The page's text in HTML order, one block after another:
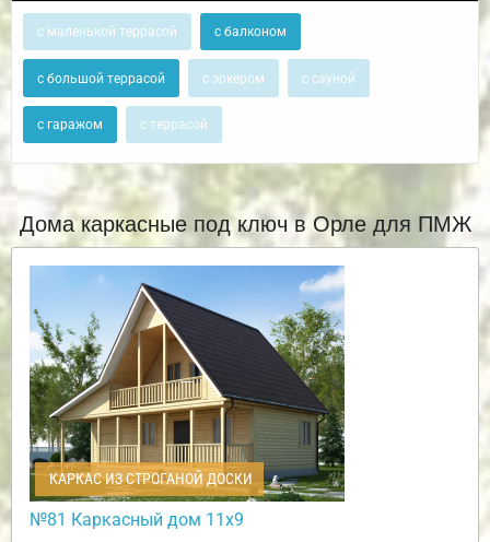
с маленькой террасой с балконом
с большой террасой с эркером с сауной
с гаражом с террасой
Дома каркасные под ключ в Орле для ПМЖ
КАРКАС ИЗ СТРОГАНОЙ ДОСКИ
№81 Каркасный дом 11х9